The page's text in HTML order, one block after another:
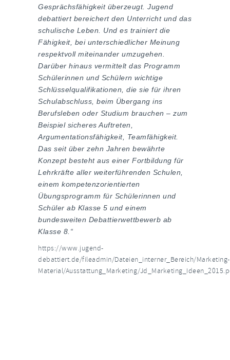
Gesprächsfähigkeit überzeugt. Jugend
debattiert bereichert den Unterricht und das
schulische Leben. Und es trainiert die
Fähigkeit, bei unterschiedlicher Meinung
respektvoll miteinander umzugehen.
Darüber hinaus vermittelt das Programm
Schülerinnen und Schülern wichtige
Schlüsselqualifikationen, die sie für ihren
Schulabschluss, beim Übergang ins
Berufsleben oder Studium brauchen – zum
Beispiel sicheres Auftreten,
Argumentationsfähigkeit, Teamfähigkeit.
Das seit über zehn Jahren bewährte
Konzept besteht aus einer Fortbildung für
Lehrkräfte aller weiterführenden Schulen,
einem kompetenzorientierten
Übungsprogramm für Schülerinnen und
Schüler ab Klasse 5 und einem
bundesweiten Debattierwettbewerb ab
Klasse 8.“
https://www.jugend-
debattiert.de/fileadmin/Dateien_interner_Bereich/Marketing-
Material/Ausstattung_Marketing/